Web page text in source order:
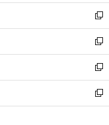
開
く
ウ
で
開
く
ン
ド
ウ
で
開
く
ウ
ィ
ン
ド
ウ
で
開
く
し
い
ウ
ィ
ン
ド
ウ
で
開
新
し
い
ウ
ィ
ン
ド
ウ
新
し
い
ウ
ィ
ン
新
し
い
ウ
新
し